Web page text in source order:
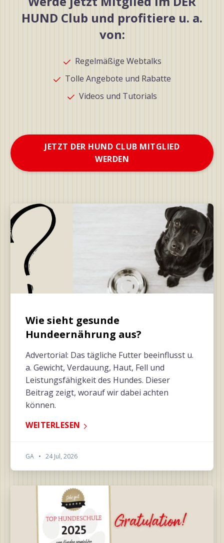
HUND Club und profitiere u. a.
von:
Regelmäßige Webtalks
Tolle Angebote und Rabatte
Videos und Tutorials
JETZT DER HUND CLUB MITGLIED
WERDEN
Wie sieht gesunde
Hundeernährung aus?
Advertorial: Das tägliche Futter beeinflusst u.
a. Gewicht, Verdauung, Haut, Fell und
Leistungsfähigkeit des Hundes. Dieser
Beitrag zeigt, worauf wir dabei achten
können.
WEITERLESEN
GA • 24 Jul, 2026